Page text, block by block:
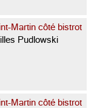
Martin côté bistrot
Pudlowski
Martin côté bistrot